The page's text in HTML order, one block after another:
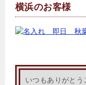
横浜のお客様
いつもありがとう